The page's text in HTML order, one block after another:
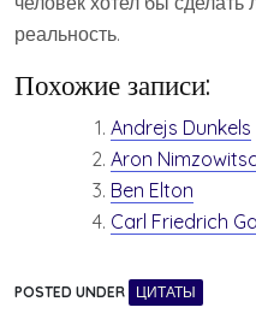
реальность.
Похожие записи:
Andrejs Dunkels
Aron
Ben Elton
Carl Friedrich
POSTED UNDER ЦИТАТЫ